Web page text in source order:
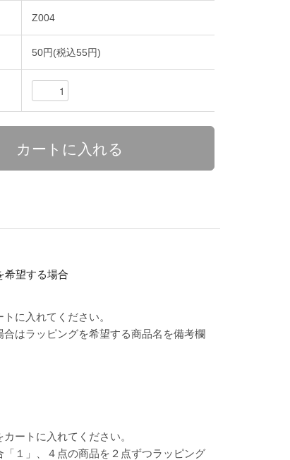
Z004
50円(税込55円)
希望する場合
に入れてください。
はラッピングを希望する商品名を備考欄
ートに入れてください。
１」、４点の商品を２点ずつラッピング